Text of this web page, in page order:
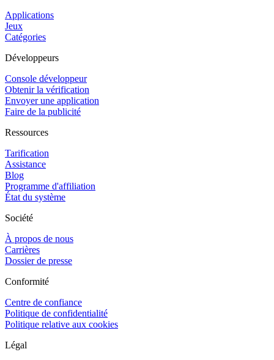
Applications
Jeux
Catégories
Développeurs
Console développeur
Obtenir la vérification
Envoyer une application
Faire de la publicité
Ressources
Tarification
Assistance
Blog
Programme d'affiliation
État du système
Société
À propos de nous
Carrières
Dossier de presse
Conformité
Centre de confiance
Politique de confidentialité
Politique relative aux cookies
Légal